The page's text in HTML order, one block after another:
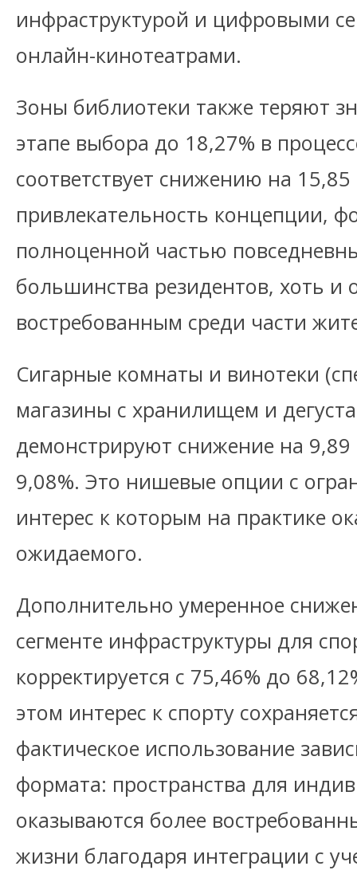
инфраструктурой и цифровыми
онлайн-кинотеатрами.
Зоны библиотеки также теряют
этапе выбора до 18,27% в
соответствует снижению на
привлекательность концепции,
полноценной частью
большинства резидентов, хоть и
востребованным среди части
Сигарные комнаты и винотеки
магазины с хранилищем и
демонстрируют снижение на
9,08%. Это нишевые опции с
интерес к которым на практике
ожидаемого.
Дополнительно умеренное
сегменте инфраструктуры для
корректируется с 75,46% до
этом интерес к спорту
фактическое использование
формата: пространства для
оказываются более
жизни благодаря интеграции с